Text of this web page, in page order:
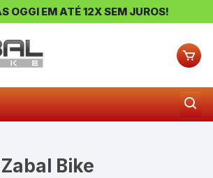
OGGI EM ATÉ 12X SEM JUROS!